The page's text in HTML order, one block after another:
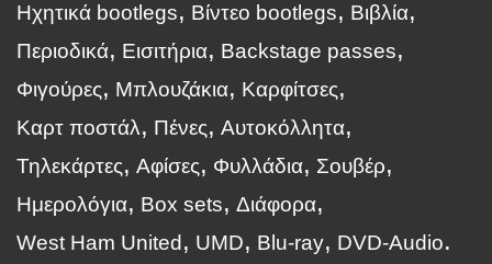
Ηχητικά bootlegs
Βίντεο bootlegs
Βιβλία
Περιοδικά
Εισιτήρια
Backstage passes
Φιγούρες
Μπλουζάκια
Καρφίτσες
Καρτ ποστάλ
Πένες
Αυτοκόλλητα
Τηλεκάρτες
Αφίσες Φυλλάδια
Σουβέρ
Ημερολόγια
Box sets
Διάφορα
West Ham United
UMD Blu-ray DVD-Audio